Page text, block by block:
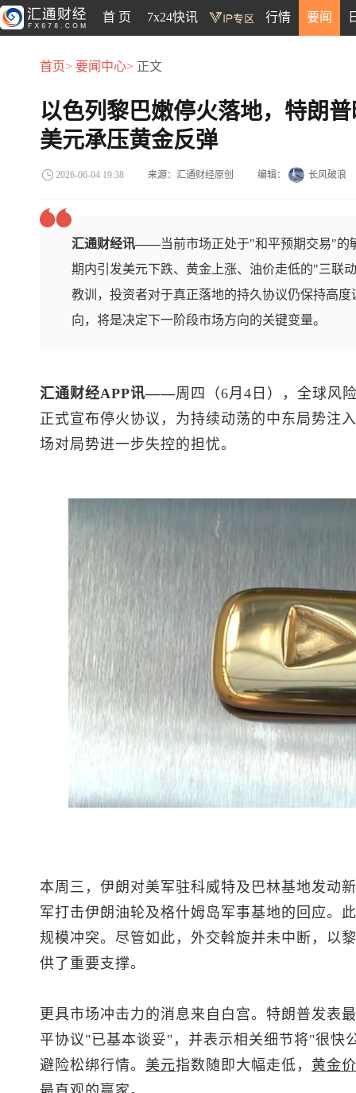
首 页 7x24快讯 行情 要闻
首页> 要闻中心> 正文
以色列黎巴嫩停火落地，特朗
美元承压黄金反弹
2026-06-04 19:38 来源：汇通财经原创 编辑： 长风破浪
汇通财经讯——当前市场正处于"和平预期交易"的
期内引发美元下跌、黄金上涨、油价走低的"三
教训，投资者对于真正落地的持久协议仍保持高
向，将是决定下一阶段市场方向的关键变量。
汇通财经APP讯——周四（6月4日），全球风
正式宣布停火协议，为持续动荡的中东局势注
场对局势进一步失控的担忧。
本周三，伊朗对美军驻科威特及巴林基地发动
军打击伊朗油轮及格什姆岛军事基地的回应。
规模冲突。尽管如此，外交斡旋并未中断，以
供了重要支撑。
更具市场冲击力的消息来自白宫。特朗普发表
平协议"已基本谈妥"，并表示相关细节将"很快
避险松绑行情。 美元指数 随即大幅走低， 黄金